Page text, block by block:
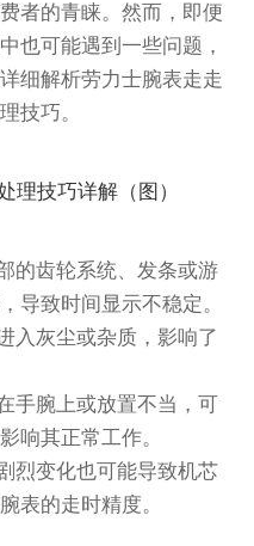
者的青睐。然而，即便
也可能遇到一些问题，
细解析劳力士腕表走走
技巧。
齿轮系统、发条或游
导致时间显示不稳定。
灰尘或杂质，影响了
腕上或放置不当，可
响其正常工作。
变化也可能导致机芯
表的走时精度。